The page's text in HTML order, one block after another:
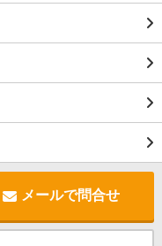
メールで問合せ